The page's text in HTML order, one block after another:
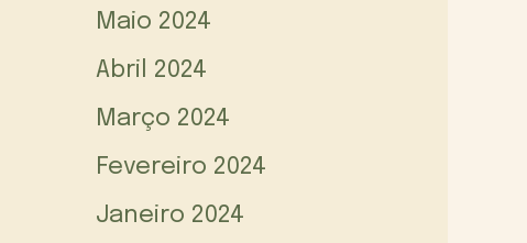
Maio 2024
Abril 2024
Março 2024
Fevereiro 2024
Janeiro 2024